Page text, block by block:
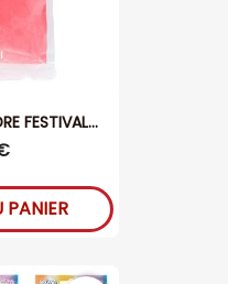
FESTIVAL...
PANIER